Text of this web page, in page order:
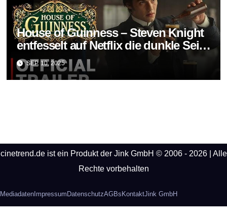
House of Guinness – Steven Knight
entfesselt auf Netflix die dunkle Seite
einer Legende
SEP. 10, 2025
cinetrend.de ist ein Produkt der Jink GmbH © 2006 - 2026 | Alle
Rechte vorbehalten
Mediadaten Impressum DatenschutzAGBs KontaktJink GmbH